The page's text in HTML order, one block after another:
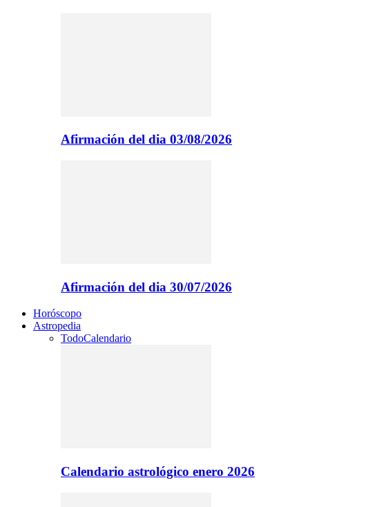
Afirmación del dia 03/08/2026
Afirmación del dia 30/07/2026
Horóscopo
Astropedia
TodoCalendario
Calendario astrológico enero 2026